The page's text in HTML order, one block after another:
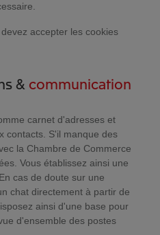
accepter les cookies
& communication
carnet d'adresses et
contacts. S'il manque des
la Chambre de Commerce
Vous établissez ainsi une
cas de doute sur une
chat directement à partir de
ainsi d'une base pour
d'ensemble des postes